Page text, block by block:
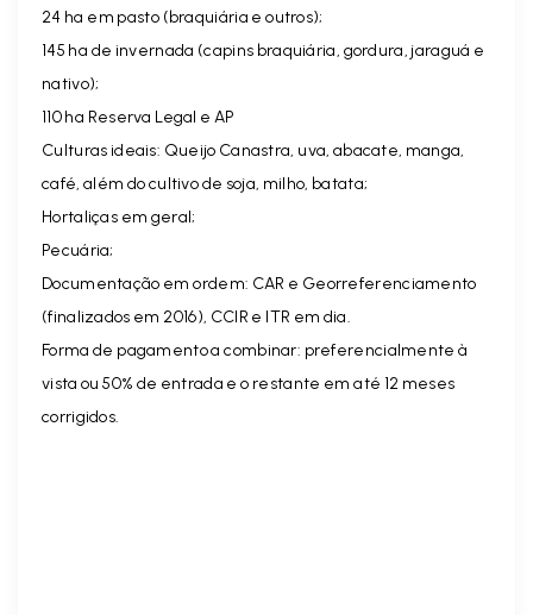
24 ha em pasto (braquiária e outros);
145 ha de invernada (capins braquiária, gordura, jaraguá e
nativo);
110 ha Reserva Legal e AP
Culturas ideais: Queijo Canastra, uva, abacate, manga,
café, além do cultivo de soja, milho, batata;
Hortaliças em geral;
Pecuária;
Documentação em ordem: CAR e Georreferenciamento
(finalizados em 2016), CCIR e ITR em dia.
Forma de pagamento a combinar: preferencialmente à
vista ou 50% de entrada e o restante em até 12 meses
corrigidos.